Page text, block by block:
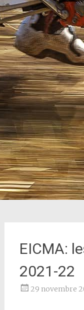
EICMA:
2021-22
29 novembre